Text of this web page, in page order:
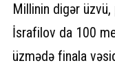
Millinin digər
İsrafilov da 100
üzmədə finala